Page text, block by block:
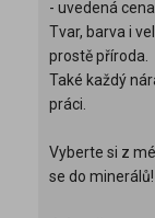
- uvedená
Tvar, barva i
prostě příroda.
Také každý
práci.
Vyberte si z
se do minerálů!